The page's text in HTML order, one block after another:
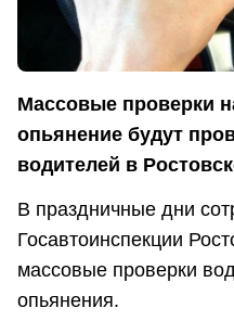
Массовые проверки
опьянение будут
водителей в
В праздничные дни
Госавтоинспекции
массовые проверки
опьянения.